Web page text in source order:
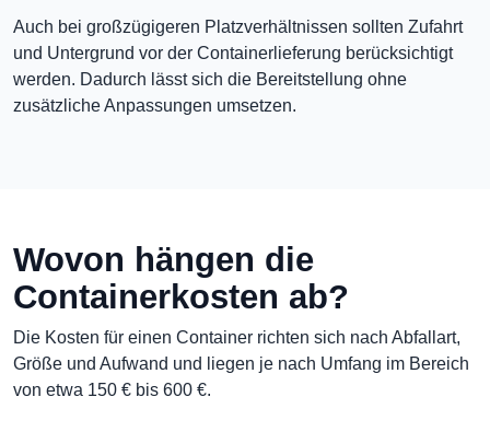
Auch bei großzügigeren Platzverhältnissen sollten Zufahrt
und Untergrund vor der Containerlieferung berücksichtigt
werden. Dadurch lässt sich die Bereitstellung ohne
zusätzliche Anpassungen umsetzen.
Wovon hängen die
Containerkosten ab?
Die Kosten für einen Container richten sich nach Abfallart,
Größe und Aufwand und liegen je nach Umfang im Bereich
von etwa 150 € bis 600 €.